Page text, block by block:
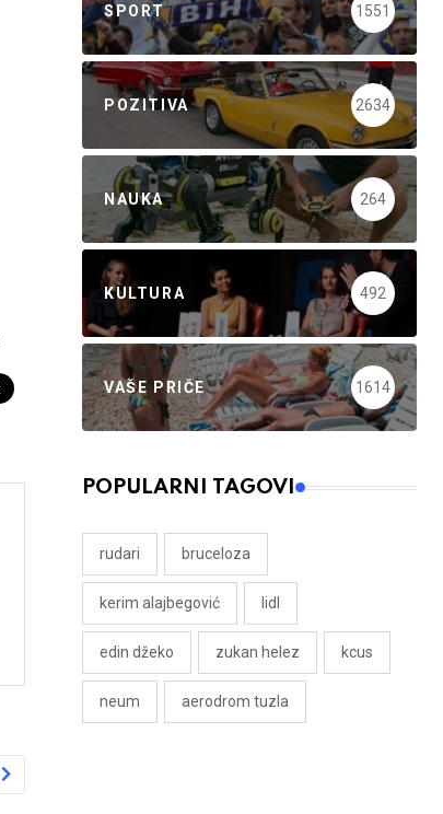
SPORT 1551
POZITIVA 2634
NAUKA 264
KULTURA 492
VAŠE PRIČE 1614
POPULARNI TAGOVI
rudari bruceloza
kerim alajbegović lidl
edin džeko zukan helez kcus
neum aerodrom tuzla